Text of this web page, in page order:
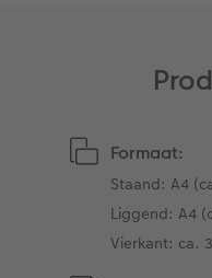
Formaat:
Staand: A4
Liggend: A4
Vierkant: ca.